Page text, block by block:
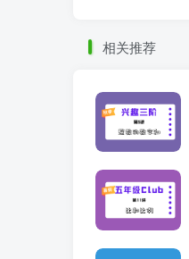
相关推荐